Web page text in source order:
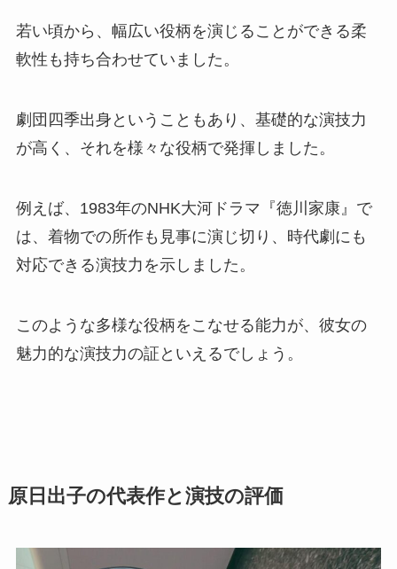
若い頃から、幅広い役柄を演じることができる柔
軟性も持ち合わせていました。
劇団四季出身ということもあり、基礎的な演技力
が高く、それを様々な役柄で発揮しました。
例えば、1983年のNHK大河ドラマ『徳川家康』で
は、着物での所作も見事に演じ切り、時代劇にも
対応できる演技力を示しました。
このような多様な役柄をこなせる能力が、彼女の
魅力的な演技力の証といえるでしょう。
原日出子の代表作と演技の評価